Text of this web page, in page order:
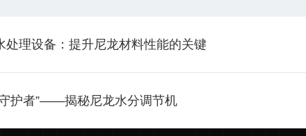
处理设备：提升尼龙材料性能的关键
护者”——揭秘尼龙水分调节机